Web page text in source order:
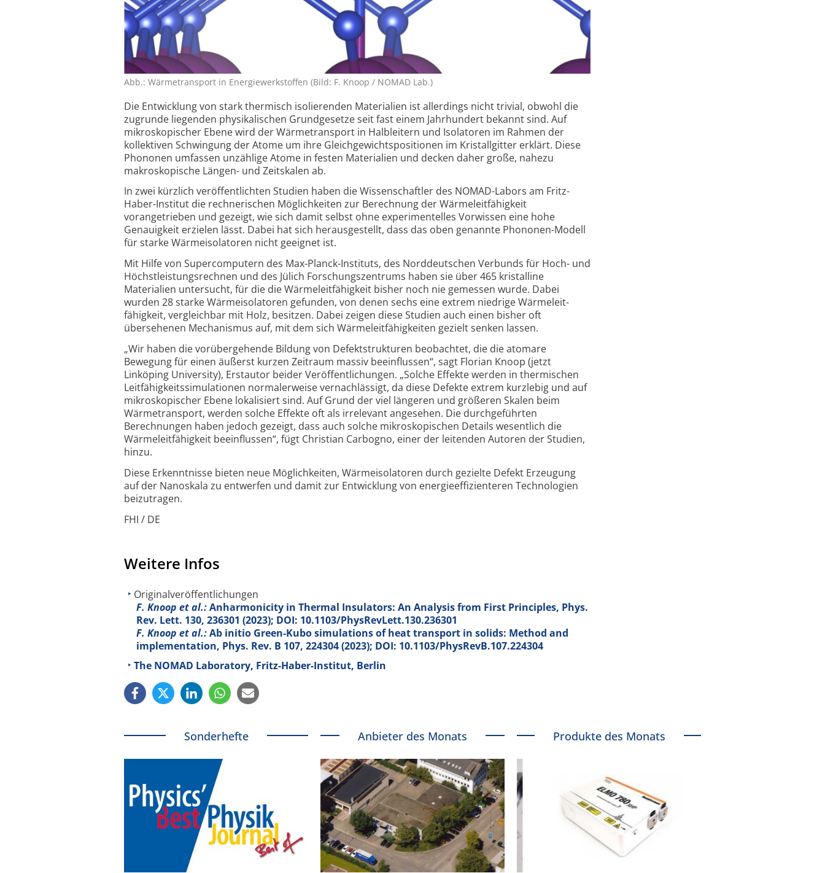
Abb.: Wärme­transport in Energie­werk­stoffen (Bild: F. Knoop / NOMAD Lab.)
Die Entwicklung von stark thermisch isolierenden Materialien ist allerdings nicht trivial, obwohl die
zugrunde liegenden physikalischen Grundgesetze seit fast einem Jahrhundert bekannt sind. Auf
mikroskopischer Ebene wird der Wärmetransport in Halbleitern und Isolatoren im Rahmen der
kollektiven Schwingung der Atome um ihre Gleich­gewichts­positionen im Kristall­gitter erklärt. Diese
Phononen umfassen unzählige Atome in festen Materialien und decken daher große, nahezu
makroskopische Längen- und Zeitskalen ab.
In zwei kürzlich veröffentlichten Studien haben die Wissenschaftler des NOMAD-Labors am Fritz-
Haber-Institut die rechnerischen Möglichkeiten zur Berechnung der Wärmeleit­fähigkeit
vorangetrieben und gezeigt, wie sich damit selbst ohne experimentelles Vorwissen eine hohe
Genauigkeit erzielen lässt. Dabei hat sich herausgestellt, dass das oben genannte Phononen-Modell
für starke Wärmeisolatoren nicht geeignet ist.
Mit Hilfe von Supercomputern des Max-Planck-Instituts, des Norddeutschen Verbunds für Hoch- und
Höchst­leistungs­rechnen und des Jülich Forschungs­zentrums haben sie über 465 kristalline
Materialien untersucht, für die die Wärmeleit­fähigkeit bisher noch nie gemessen wurde. Dabei
wurden 28 starke Wärmeisolatoren gefunden, von denen sechs eine extrem niedrige Wärmeleit­
fähigkeit, vergleichbar mit Holz, besitzen. Dabei zeigen diese Studien auch einen bisher oft
übersehenen Mechanismus auf, mit dem sich Wärme­leit­fähigkeiten gezielt senken lassen.
„Wir haben die vorübergehende Bildung von Defektstrukturen beobachtet, die die atomare
Bewegung für einen äußerst kurzen Zeitraum massiv beeinflussen“, sagt Florian Knoop (jetzt
Linköping University), Erstautor beider Veröffentlichungen. „Solche Effekte werden in thermischen
Leit­fähigkeits­simulationen normalerweise vernachlässigt, da diese Defekte extrem kurzlebig und auf
mikroskopischer Ebene lokalisiert sind. Auf Grund der viel längeren und größeren Skalen beim
Wärmetransport, werden solche Effekte oft als irrelevant angesehen. Die durchgeführten
Berechnungen haben jedoch gezeigt, dass auch solche mikroskopischen Details wesentlich die
Wärmeleit­fähigkeit beeinflussen“, fügt Christian Carbogno, einer der leitenden Autoren der Studien,
hinzu.
Diese Erkenntnisse bieten neue Möglichkeiten, Wärmeisolatoren durch gezielte Defekt Erzeugung
auf der Nanoskala zu entwerfen und damit zur Entwicklung von energie­effizienteren Technologien
beizutragen.
FHI / DE
Weitere Infos
Originalveröffentlichungen
F. Knoop et al.:Anharmonicity in Thermal Insulators: An Analysis from First Principles, Phys.
Rev. Lett. 130, 236301 (2023); DOI: 10.1103/PhysRevLett.130.236301
F. Knoop et al.:Ab initio Green-Kubo simulations of heat transport in solids: Method and
implementation, Phys. Rev. B 107, 224304 (2023); DOI: 10.1103/PhysRevB.107.224304
The NOMAD Laboratory, Fritz-Haber-Institut, Berlin
Sonderhefte Anbieter des Monats Produkte des Monats